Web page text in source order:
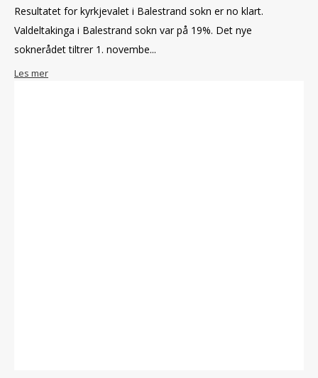
Resultatet for kyrkjevalet i Balestrand sokn er no klart.
Valdeltakinga i Balestrand sokn var på 19%. Det nye
soknerådet tiltrer 1. novembe...
Les mer